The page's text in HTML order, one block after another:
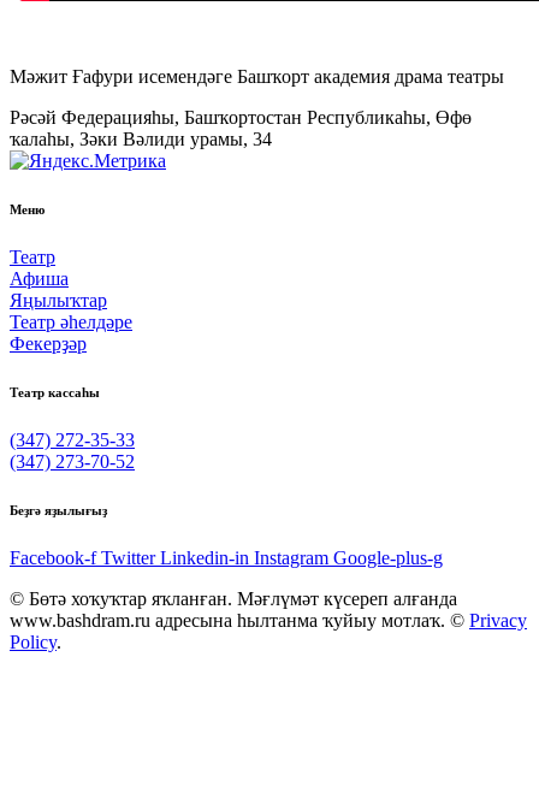
Мәжит Ғафури исемендәге Башҡорт академия драма театры
Рәсәй Федерацияһы, Башҡортостан Республикаһы, Өфө
ҡалаһы, Зәки Вәлиди урамы, 34
Меню
Театр
Афиша
Яңылыҡтар
Театр әһелдәре
Фекерҙәр
Театр кассаһы
(347) 272-35-33
(347) 273-70-52
Беҙгә яҙылығыҙ
Facebook-f Twitter Linkedin-in Instagram Google-plus-g
© Бөтә хоҡуҡтар яҡланған. Мәғлүмәт күсереп алғанда
www.bashdram.ru адресына һылтанма ҡуйыу мотлаҡ. © Privacy
Policy.